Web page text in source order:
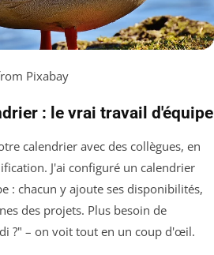
Pixabay
: le vrai travail d'équipe
calendrier avec des collègues, en
J'ai configuré un calendrier
: chacun y ajoute ses disponibilités,
des projets. Plus besoin de
?" – on voit tout en un coup d'œil.